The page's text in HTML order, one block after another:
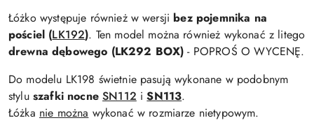
Łóżko występuje również w wersji bez pojemnika na
pościel (LK192). Ten model można również wykonać z litego
drewna dębowego (LK292 BOX) - POPROŚ O WYCENĘ.
Do modelu LK198 świetnie pasują wykonane w podobnym
stylu szafki nocneSN112 iSN113.
Łóżka nie można wykonać w rozmiarze nietypowym.